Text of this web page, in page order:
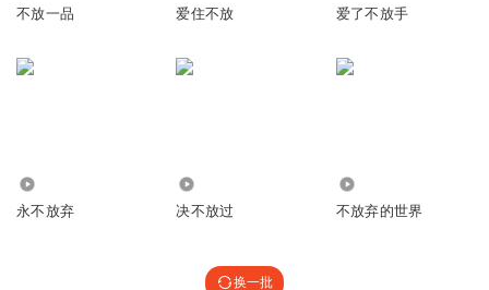
不放一品 爱住不放 爱了不放手
永不放弃 决不放过 不放弃的世界
换一批